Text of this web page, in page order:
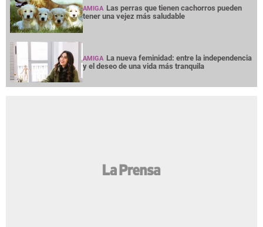
AMIGA Las perras que tienen cachorros pueden
tener una vejez más saludable
AMIGA La nueva feminidad: entre la independencia
y el deseo de una vida más tranquila